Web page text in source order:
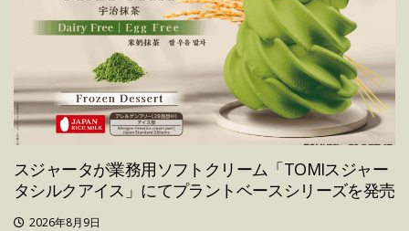
スジャータが業務用ソフトクリーム「TOMIスジャー
タシルクアイス」にてプラントベースシリーズを発売
2026年8月9日